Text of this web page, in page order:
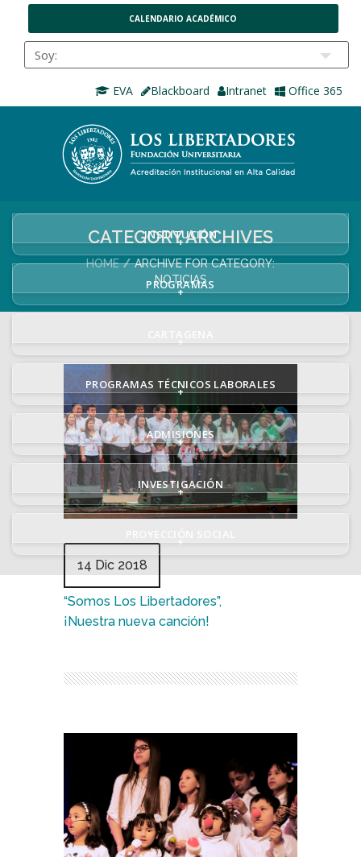
CALENDARIO ACADÉMICO
EVA Blackboard Intranet Office 365
INSTITUCIÓN
+
PROGRAMAS
+
+
PROGRAMAS TÉCNICOS LABORALES
+
ADMISIONES
+
INVESTIGACIÓN
+
+
CATEGORY ARCHIVES
HOME
ARCHIVE FOR CATEGORY:
NOTICIAS
14 Dic 2018
“Somos Los Libertadores”,
¡Nuestra nueva canción!